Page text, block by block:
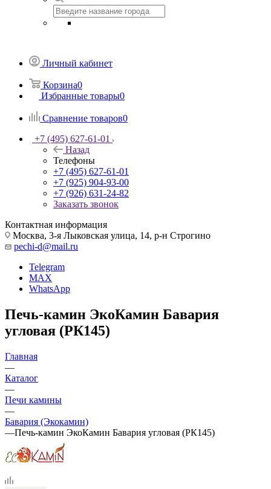
Личный кабинет
Корзина0
Избранные товары0
Сравнение товаров0
+7 (495) 627-61-01
Назад
Телефоны
+7 (495) 627-61-01
+7 (925) 904-93-00
+7 (926) 631-24-82
Заказать звонок
Контактная информация
Москва, 3-я Лыковская улица, 14, р-н Строгино
pechi-d@mail.ru
Telegram
MAX
WhatsApp
Печь-камин ЭкоКамин Бавария
угловая (РК145)
Главная
—
Каталог
—
Печи камины
—
Бавария (Экокамин)
—Печь-камин ЭкоКамин Бавария угловая (РК145)